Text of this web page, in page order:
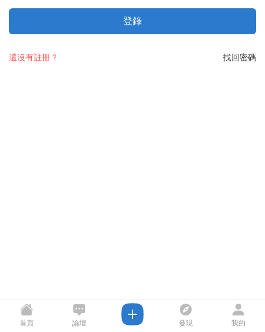
登錄
找回密碼
還沒有註冊？
首頁 論壇 發現 我的